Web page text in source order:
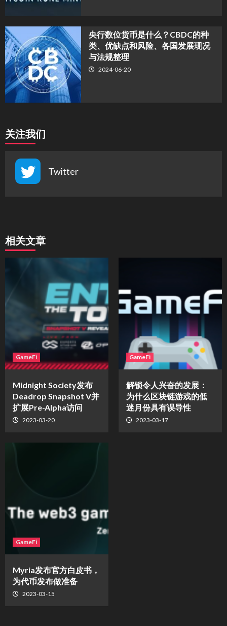
央行数位货币是什么？CBDC的种
类、优缺点和风险、各国发展现况
与法规整理
2024-06-20
关注我们
Twitter
相关文章
GameFi
Midnight Society发布
Deadrop Snapshot V并
扩展Pre-Alpha访问
2023-03-20
GameFi
解锁令人兴奋的发展：
为什么区块链游戏的低
迷月份具有误导性
2023-03-17
GameFi
Myria发布官方白皮书，
为代币发布做准备
2023-03-15